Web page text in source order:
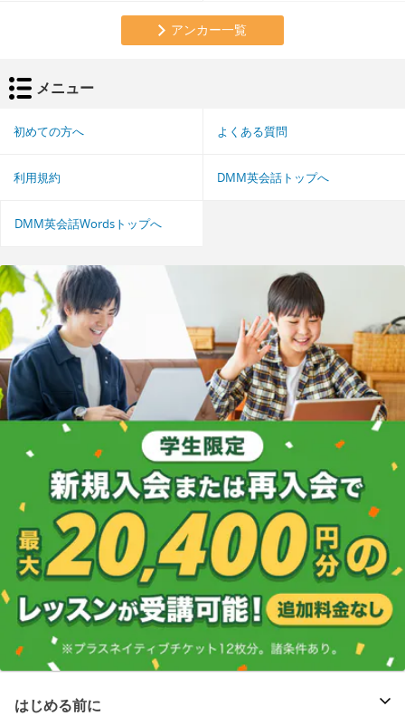
アンカー一覧
メニュー
初めての方へ よくある質問
利用規約 DMM英会話トップへ
DMM英会話Wordsトップへ
はじめる前に